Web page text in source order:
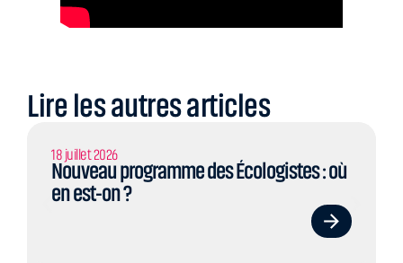
Lire les autres articles
18 juillet 2026
Nouveau programme des Écologistes : où
en est-on ?